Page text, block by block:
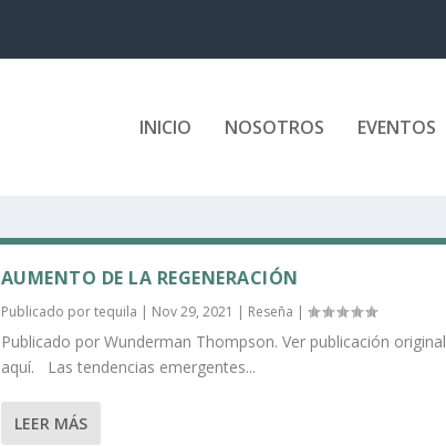
INICIO NOSOTROS EVENTOS
AUMENTO DE LA REGENERACIÓN
Publicado portequila | Nov 29, 2021 | Reseña |
Publicado por Wunderman Thompson. Ver publicación original
aquí. Las tendencias emergentes...
LEER MÁS